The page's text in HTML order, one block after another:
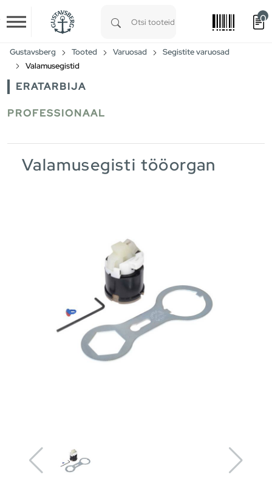
Skip to main content
0
Gustavsberg Tooted Varuosad
Segistite varuosad
Valamusegistid
ERATARBIJA
PROFESSIONAAL
Valamusegisti tööorgan